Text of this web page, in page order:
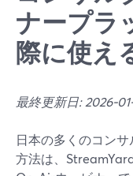
ナープラ
際に使え
最終更新日: 2026-
日本の多くのコン
方法は、